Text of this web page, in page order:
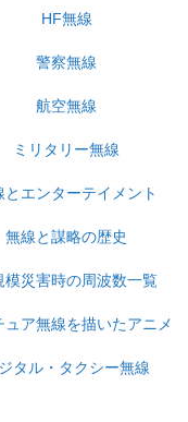
HF無線
警察無線
航空無線
ミリタリー無線
とエンターテイメント
無線と謀略の歴史
模災害時の周波数一覧
ュア無線を描いたアニメ
タル・タクシー無線